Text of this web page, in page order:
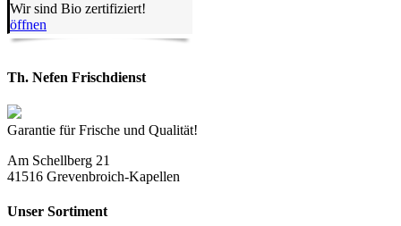
Wir sind Bio zertifiziert!
öffnen
Th. Nefen Frischdienst
Garantie für Frische und Qualität!
Am Schellberg 21
41516 Grevenbroich-Kapellen
Unser Sortiment